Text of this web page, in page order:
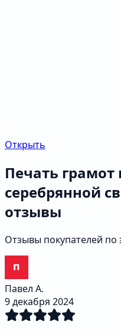
Открыть
Печать
серебрянной
отзывы
Отзывы покупателей по
Павел А.
9 декабря 2024